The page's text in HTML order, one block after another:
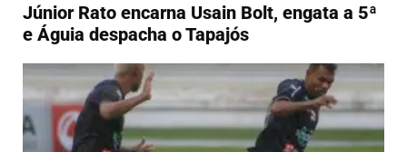
Júnior Rato encarna Usain Bolt, engata a 5ª
e Águia despacha o Tapajós